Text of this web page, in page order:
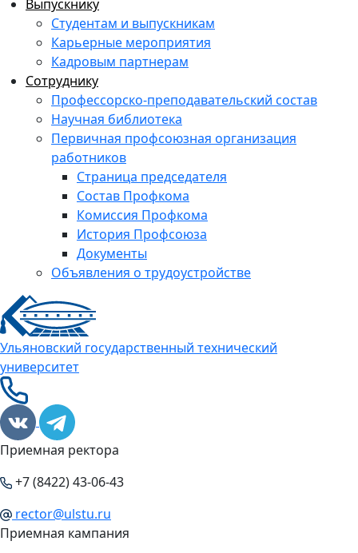
Выпускнику
Студентам и выпускникам
Карьерные мероприятия
Кадровым партнерам
Сотруднику
Профессорско-преподавательский состав
Научная библиотека
Первичная профсоюзная организация
работников
Страница председателя
Состав Профкома
Комиссия Профкома
История Профсоюза
Документы
Объявления о трудоустройстве
Ульяновский государственный технический
университет
Приемная ректора
+7 (8422) 43-06-43
rector@ulstu.ru
Приемная кампания